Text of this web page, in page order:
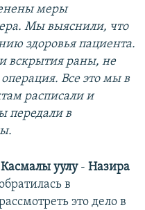
меры
Мы выяснили, что
здоровья пациента.
вскрытия раны, не
Все это мы в
расписали и
передали в
Касмалы уулу- Назира
в
это дело в